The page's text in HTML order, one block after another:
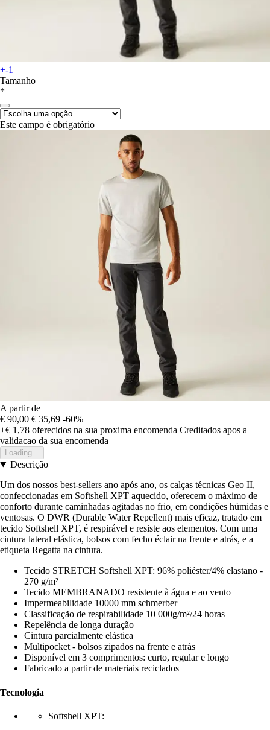
+-1
Tamanho
*
Este campo é obrigatório
A partir de
€ 90,00 € 35,69 -60%
+€ 1,78 oferecidos na sua proxima encomenda Creditados apos a
validacao da sua encomenda
Loading...
Descrição
Um dos nossos best-sellers ano após ano, os calças técnicas Geo II,
confeccionadas em Softshell XPT aquecido, oferecem o máximo de
conforto durante caminhadas agitadas no frio, em condições húmidas e
ventosas. O DWR (Durable Water Repellent) mais eficaz, tratado em
tecido Softshell XPT, é respirável e resiste aos elementos. Com uma
cintura lateral elástica, bolsos com fecho éclair na frente e atrás, e a
etiqueta Regatta na cintura.
Tecido STRETCH Softshell XPT: 96% poliéster/4% elastano -
270 g/m²
Tecido MEMBRANADO resistente à água e ao vento
Impermeabilidade 10000 mm schmerber
Classificação de respirabilidade 10 000g/m²/24 horas
Repelência de longa duração
Cintura parcialmente elástica
Multipocket - bolsos zipados na frente e atrás
Disponível em 3 comprimentos: curto, regular e longo
Fabricado a partir de materiais reciclados
Tecnologia
Softshell XPT: